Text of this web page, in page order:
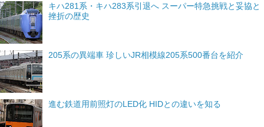
キハ281系・キハ283系引退へ スーパー特急挑戦と妥協と
挫折の歴史
205系の異端車 珍しいJR相模線205系500番台を紹介
進む鉄道用前照灯のLED化 HIDとの違いを知る